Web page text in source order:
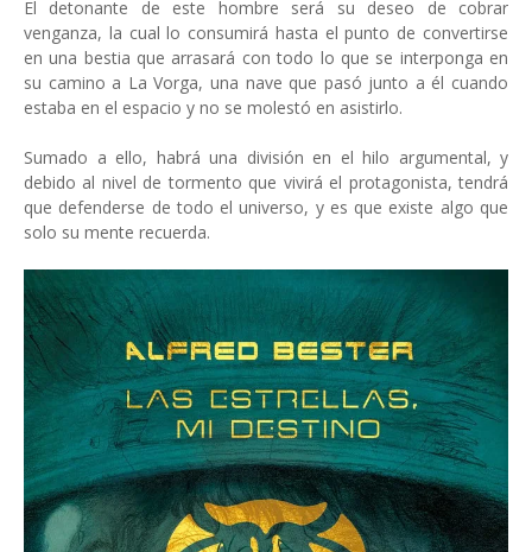
El detonante de este hombre será su deseo de cobrar
venganza, la cual lo consumirá hasta el punto de convertirse
en una bestia que arrasará con todo lo que se interponga en
su camino a La Vorga, una nave que pasó junto a él cuando
estaba en el espacio y no se molestó en asistirlo.
Sumado a ello, habrá una división en el hilo argumental, y
debido al nivel de tormento que vivirá el protagonista, tendrá
que defenderse de todo el universo, y es que existe algo que
solo su mente recuerda.